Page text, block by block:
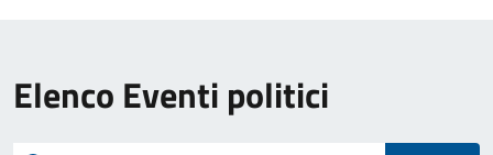
Elenco Eventi politici